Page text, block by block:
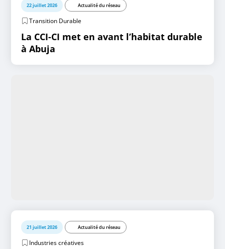
22 juillet 2026 Actualité du réseau
Transition Durable
La CCI-CI met en avant l’habitat durable
à Abuja
21 juillet 2026 Actualité du réseau
Industries créatives